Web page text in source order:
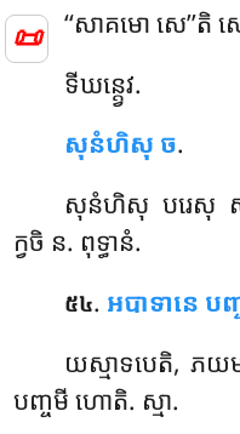
📜
‘‘សាគមោសេ’’តិ
ទីឃន្ត្វេវ.
សុនំហិសុ ច.
សុនំហិសុ បរេសុ
ក្វចិ ន. ពុទ្ធានំ.
៥៤. អបាទានេ ប
យស្មាទបេតិ, ភយម
បញ្ចមី ហោតិ. ស្មា.